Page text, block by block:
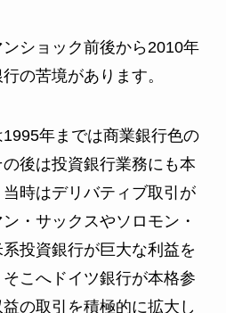
ショック前後から2010年
の苦境があります。
年までは商業銀行色の
後は投資銀行業務にも本
時はデリバティブ取引が
・サックスやソロモン・
投資銀行が巨大な利益を
こへドイツ銀行が本格参
の取引を積極的に拡大し